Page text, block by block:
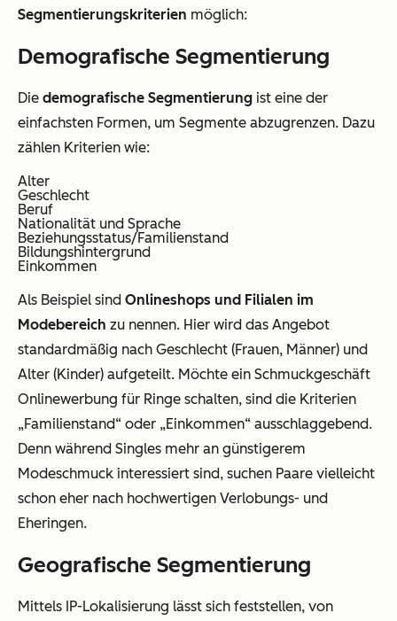
Segmentierungskriterien möglich:
Demografische Segmentierung
Die demografische Segmentierung ist eine der
einfachsten Formen, um Segmente abzugrenzen. Dazu
zählen Kriterien wie:
Alter
Geschlecht
Beruf
Nationalität und Sprache
Beziehungsstatus/Familienstand
Bildungshintergrund
Einkommen
Als Beispiel sind Onlineshops und Filialen im
Modebereich zu nennen. Hier wird das Angebot
standardmäßig nach Geschlecht (Frauen, Männer) und
Alter (Kinder) aufgeteilt. Möchte ein Schmuckgeschäft
Onlinewerbung für Ringe schalten, sind die Kriterien
„Familienstand“ oder „Einkommen“ ausschlaggebend.
Denn während Singles mehr an günstigerem
Modeschmuck interessiert sind, suchen Paare vielleicht
schon eher nach hochwertigen Verlobungs- und
Eheringen.
Geografische Segmentierung
Mittels IP-Lokalisierung lässt sich feststellen, von